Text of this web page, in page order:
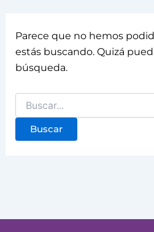
Parece que no hemos
estás buscando. Quizá
búsqueda.